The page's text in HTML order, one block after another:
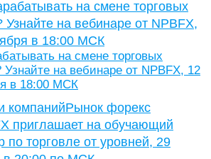
на смене торговых
Узнайте на вебинаре от NPBFX, 12
в 18:00 МСК
компанийРынок форекс